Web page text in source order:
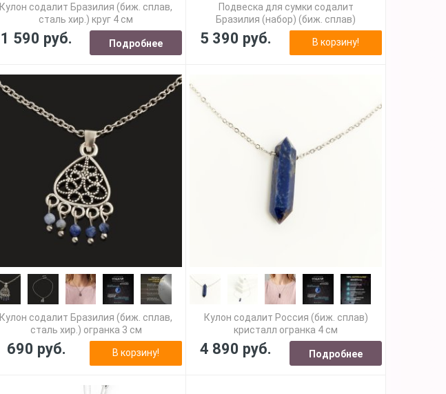
Кулон содалит Бразилия (биж. сплав,
сталь хир.) круг 4 см
1 590 руб. Подробнее
Подвеска для сумки содалит
Бразилия (набор) (биж. сплав)
5 390 руб. В корзину!
Кулон содалит Бразилия (биж. сплав,
сталь хир.) огранка 3 см
690 руб. В корзину!
Кулон содалит Россия (биж. сплав)
кристалл огранка 4 см
4 890 руб. Подробнее